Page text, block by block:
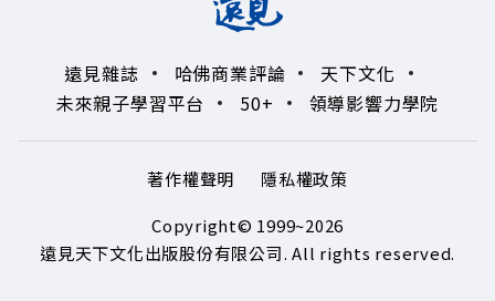
年的關鍵時刻，台灣的投信、信託與財富管理業務，正迎來
到遠見資深主編廖君雅，帶你解析這場台灣史上最大規模的
財富版圖重組。 🔺資產管理大躍進！台灣憑什麼挑戰亞太
金融重鎮？ 🔺不只是口號！主動式ETF與被動平衡型ETF如
何引爆市場？ 🔺打破「富不過三代」魔咒，如何靠信託鬆
綁落實百年傳承？ 🔺高雄專區滿一週年！如何打造在地財
富生態系？ 主持人／遠見雜誌總編輯 林讓均 與談人／遠見
雜誌資深主編 廖君雅 +++++ 💰更多專題導覽
遠見雜誌 哈佛商業評論
天下文化
未來親子學習平台
50+ 領導影響力學院
著作權聲明
隱私權政策
Copyright© 1999~2026
遠見天下文化出版股份有限公司. All rights reserved.